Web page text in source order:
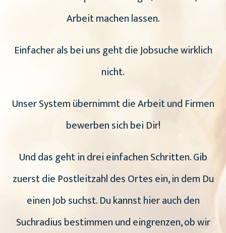
Arbeit machen lassen.
Einfacher als bei uns geht die Jobsuche wirklich
nicht.
Unser System übernimmt die Arbeit und Firmen
bewerben sich bei Dir!
Und das geht in drei einfachen Schritten. Gib
zuerst die Postleitzahl des Ortes ein, in dem Du
einen Job suchst. Du kannst hier auch den
Suchradius bestimmen und eingrenzen, ob wir